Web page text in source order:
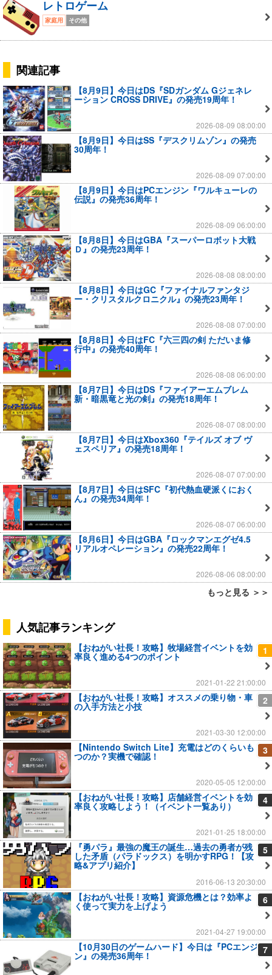
レトロゲーム
家庭用 その他
関連記事
【8月9日】今日はDS『SDガンダム Gジェネレ
ーション CROSS DRIVE』の発売19周年！
2026-08-09 08:00:00
【8月9日】今日はSS『デスクリムゾン』の発売
30周年！
2026-08-09 07:00:00
【8月9日】今日はPCエンジン『ワルキューレの
伝説』の発売36周年！
2026-08-09 06:00:00
【8月8日】今日はGBA『スーパーロボット大戦
Ｄ』の発売23周年！
2026-08-08 08:00:00
【8月8日】今日はGC『ファイナルファンタジ
ー・クリスタルクロニクル』の発売23周年！
2026-08-08 07:00:00
【8月8日】今日はFC『六三四の剣 ただいま修
行中』の発売40周年！
2026-08-08 06:00:00
【8月7日】今日はDS『ファイアーエムブレム
新・暗黒竜と光の剣』の発売18周年！
2026-08-07 08:00:00
【8月7日】今日はXbox360『テイルズ オブ ヴ
ェスペリア』の発売18周年！
2026-08-07 07:00:00
【8月7日】今日はSFC『初代熱血硬派くにおく
ん』の発売34周年！
2026-08-07 06:00:00
【8月6日】今日はGBA『ロックマンエグゼ4.5
リアルオペレーション』の発売22周年！
2026-08-06 08:00:00
もっと見る ＞＞
人気記事ランキング
1
【おねがい社長！攻略】牧場経営イベントを効
率良く進める4つのポイント
2021-01-22 21:00:00
2
【おねがい社長！攻略】オススメの乗り物・車
の入手方法と小技
2021-03-30 12:00:00
3
【Nintendo Switch Lite】充電はどのくらいも
つのか？実機で確認！
2020-05-05 12:00:00
4
【おねがい社長！攻略】店舗経営イベントを効
率良く攻略しよう！（イベント一覧あり）
2021-01-25 18:00:00
5
『勇パラ』最強の魔王の誕生…過去の勇者が残
した矛盾（パラドックス）を明かすRPG！【攻
略&アプリ紹介】
2016-06-13 20:30:00
6
【おねがい社長！攻略】資源危機とは？効率よ
く使って実力を上げよう
2021-04-27 19:00:00
7
【10月30日のゲームハード】今日は『PCエンジ
ン』の発売36周年！